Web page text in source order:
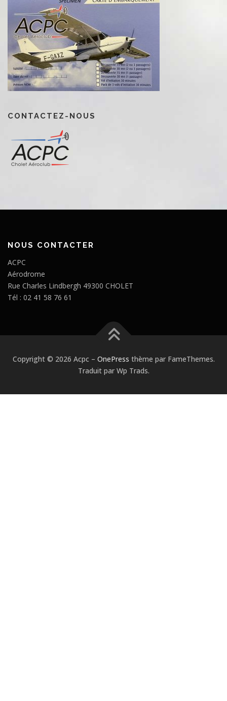
CONTACTEZ-NOUS
NOUS CONTACTER
ACPC
Aérodrome
Rue Charles Lindbergh 49300 CHOLET
Tél : 02 41 58 76 61
Copyright © 2026 Acpc – OnePress thème par FameThemes.
Traduit par Wp Trads.